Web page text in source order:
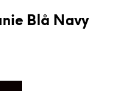
Blå Navy